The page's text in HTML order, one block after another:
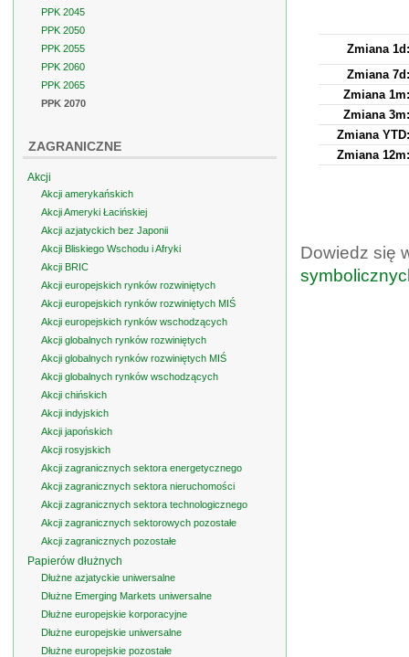
Zmiana 1d:
Zmiana 7d:
Zmiana 1m:
Zmiana 3m:
Zmiana YTD:
Zmiana 12m:
Dowiedz się
PPK 2045
PPK 2050
PPK 2055
PPK 2060
PPK 2065
PPK 2070
ZAGRANICZNE
Akcji
Akcji amerykańskich
Akcji Ameryki Łacińskiej
Akcji azjatyckich bez Japonii
Akcji Bliskiego Wschodu i Afryki
Akcji BRIC
Akcji europejskich rynków rozwiniętych
Akcji europejskich rynków rozwiniętych MIŚ
Akcji europejskich rynków wschodzących
Akcji globalnych rynków rozwiniętych
Akcji globalnych rynków rozwiniętych MIŚ
Akcji globalnych rynków wschodzących
Akcji chińskich
Akcji indyjskich
Akcji japońskich
Akcji rosyjskich
Akcji zagranicznych sektora energetycznego
Akcji zagranicznych sektora nieruchomości
Akcji zagranicznych sektora technologicznego
Akcji zagranicznych sektorowych pozostałe
Akcji zagranicznych pozostałe
Papierów dłużnych
Dłużne azjatyckie uniwersalne
Dłużne Emerging Markets uniwersalne
Dłużne europejskie korporacyjne
Dłużne europejskie uniwersalne
Dłużne europejskie pozostałe